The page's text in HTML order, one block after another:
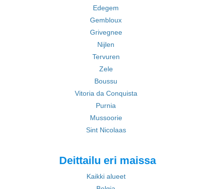
Edegem
Gembloux
Grivegnee
Nijlen
Tervuren
Zele
Boussu
Vitoria da Conquista
Purnia
Mussoorie
Sint Nicolaas
Deittailu eri maissa
Kaikki alueet